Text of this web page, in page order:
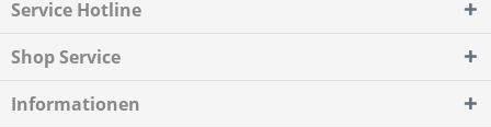
Service Hotline
Shop Service
Informationen